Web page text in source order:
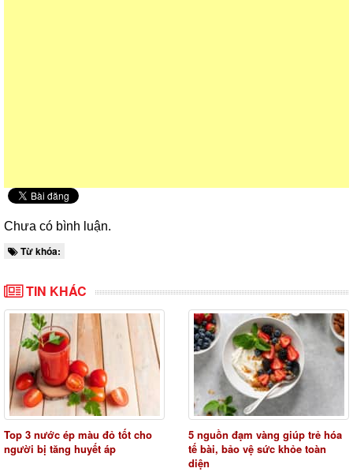
Chưa có bình luận.
Từ khóa:
TIN KHÁC
Top 3 nước ép màu đỏ tốt cho
người bị tăng huyết áp
5 nguồn đạm vàng giúp trẻ hóa
tế bài, bảo vệ sức khỏe toàn
diện